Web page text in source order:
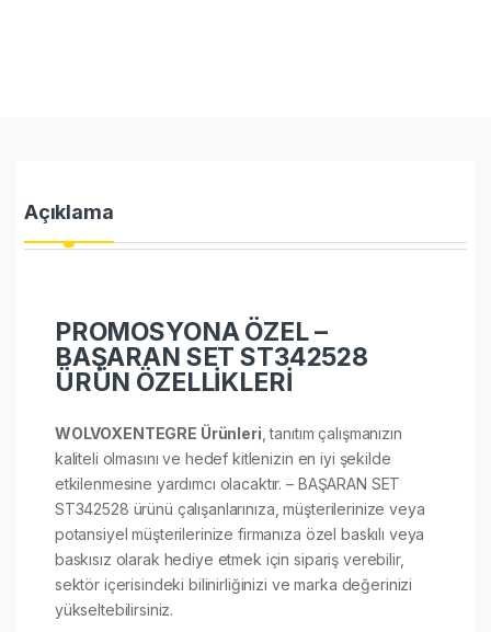
Açıklama
PROMOSYONA ÖZEL –
BAŞARAN SET ST342528
ÜRÜN ÖZELLİKLERİ
WOLVOXENTEGRE Ürünleri , tanıtım çalışmanızın
kaliteli olmasını ve hedef kitlenizin en iyi şekilde
etkilenmesine yardımcı olacaktır. – BAŞARAN SET
ST342528 ürünü çalışanlarınıza, müşterilerinize veya
potansiyel müşterilerinize firmanıza özel baskılı veya
baskısız olarak hediye etmek için sipariş verebilir,
sektör içerisindeki bilinirliğinizi ve marka değerinizi
yükseltebilirsiniz.